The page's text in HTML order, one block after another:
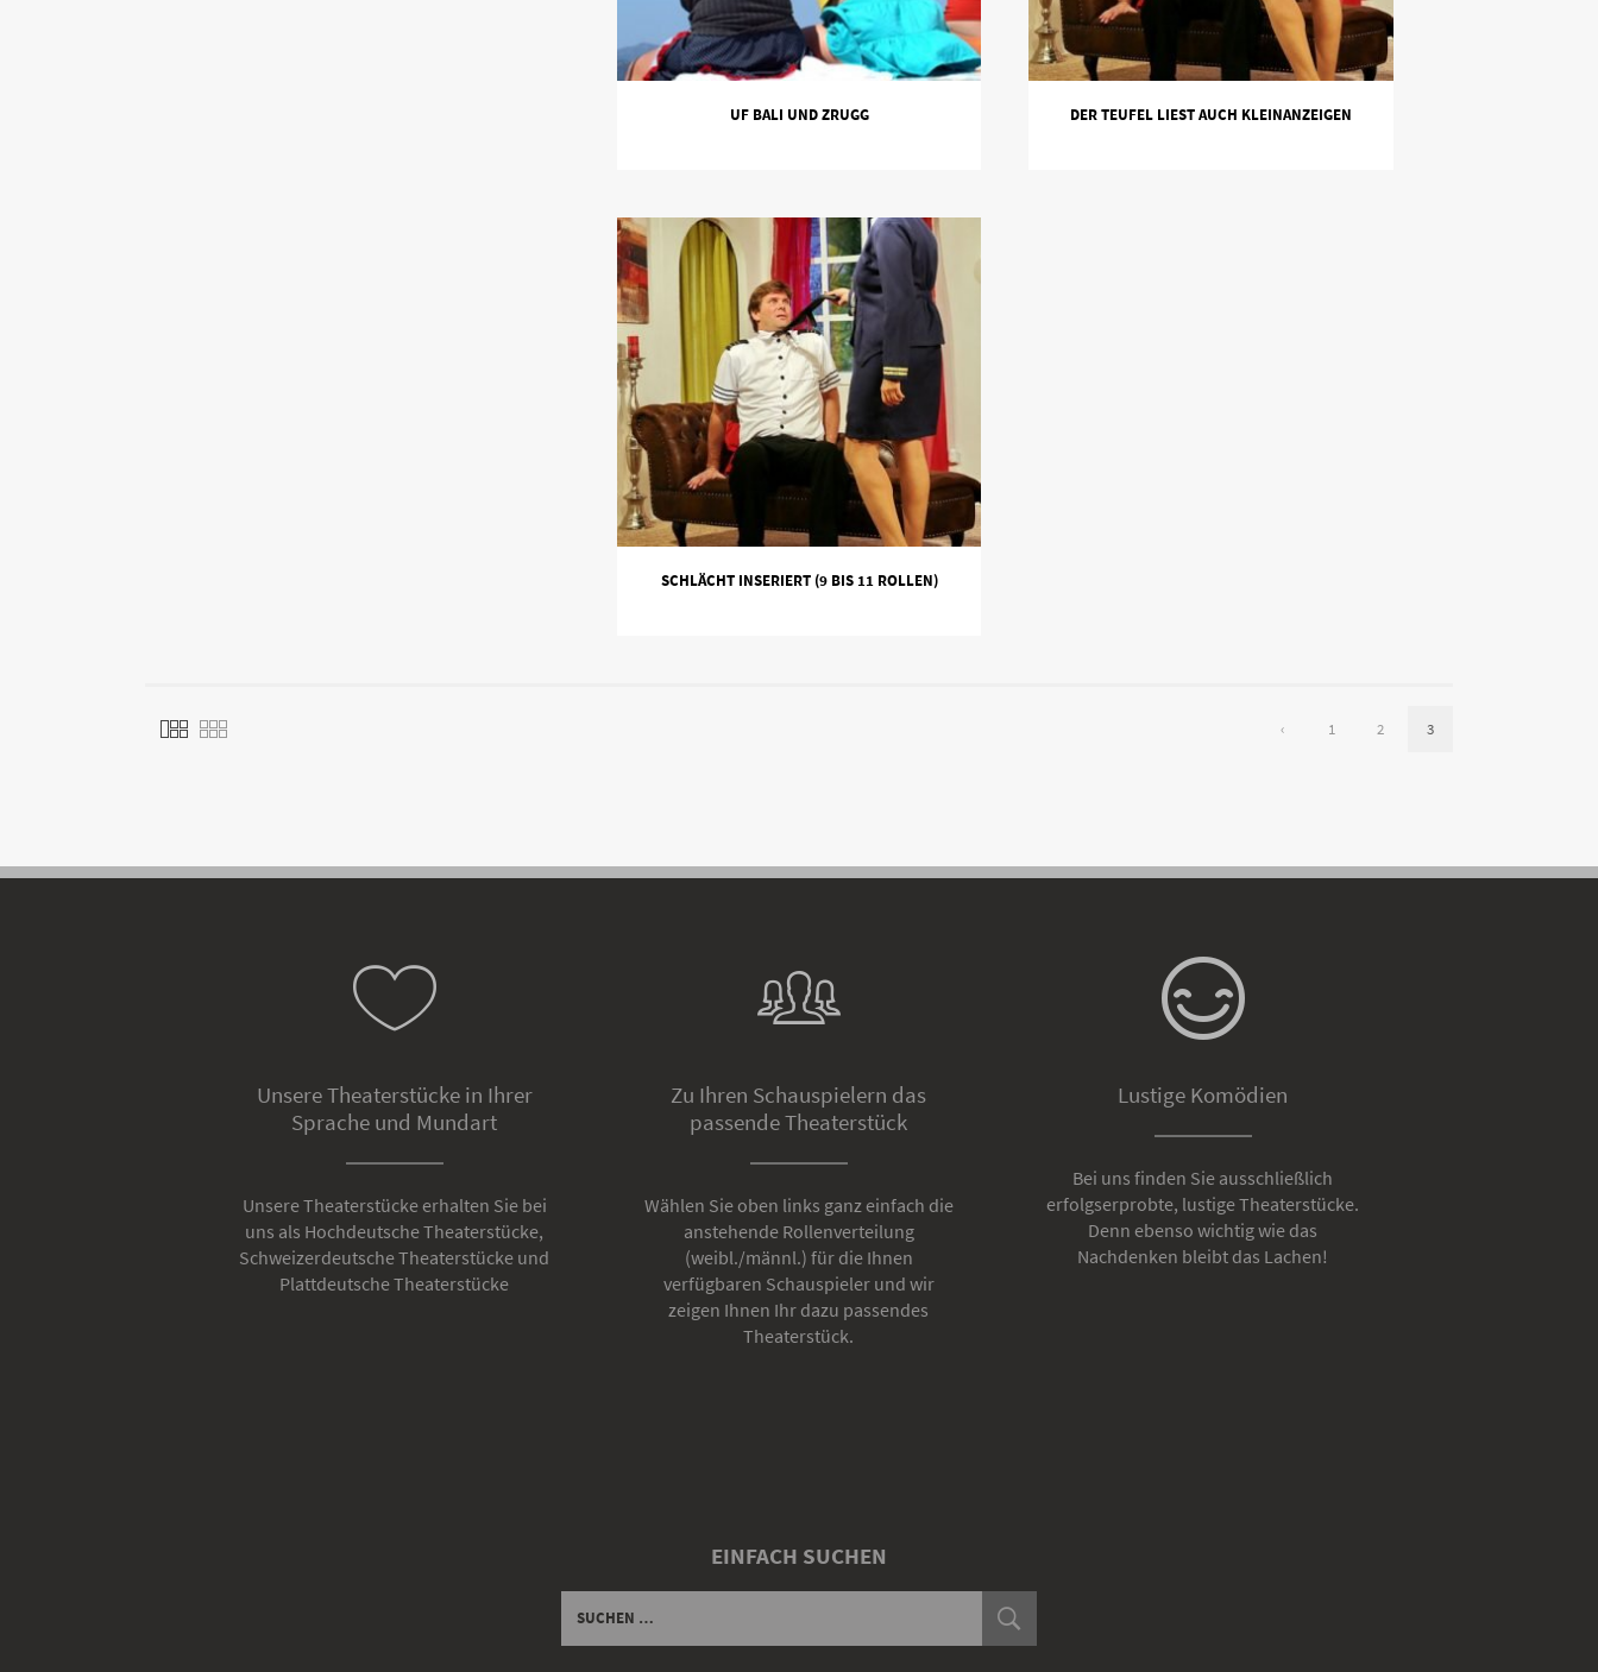
UF BALI UND ZRUGG DER TEUFEL LIEST AUCH KLEINANZEIGEN
SCHLÄCHT INSERIERT (9 BIS 11 ROLLEN)
‹ 1 2 3
Unsere Theaterstücke in Ihrer
Sprache und Mundart
Unsere Theaterstücke erhalten Sie bei
uns als Hochdeutsche Theaterstücke,
Schweizerdeutsche Theaterstücke und
Plattdeutsche Theaterstücke
Zu Ihren Schauspielern das
passende Theaterstück
Wählen Sie oben links ganz einfach die
anstehende Rollenverteilung
(weibl./männl.) für die Ihnen
verfügbaren Schauspieler und wir
zeigen Ihnen Ihr dazu passendes
Theaterstück.
Lustige Komödien
Bei uns finden Sie ausschließlich
erfolgserprobte, lustige Theaterstücke.
Denn ebenso wichtig wie das
Nachdenken bleibt das Lachen!
EINFACH SUCHEN